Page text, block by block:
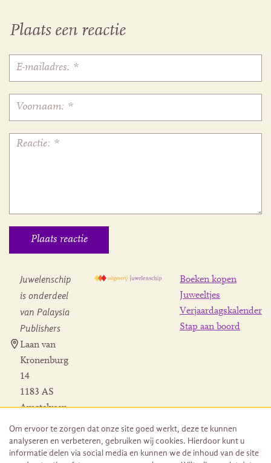
Plaats een reactie
Juwelenschip
is onderdeel
van Palaysia
Publishers
Laan van
Kronenburg
14
1183 AS
Amstelveen
Herroeping
bestelling
Boeken kopen
Juweeltjes
Verjaardagskalender
Stap aan boord
Om ervoor te zorgen dat onze site goed werkt, deze te kunnen
analyseren en verbeteren, gebruiken wij cookies. Hierdoor kunt u
informatie delen via social media en kunnen we de inhoud van de site